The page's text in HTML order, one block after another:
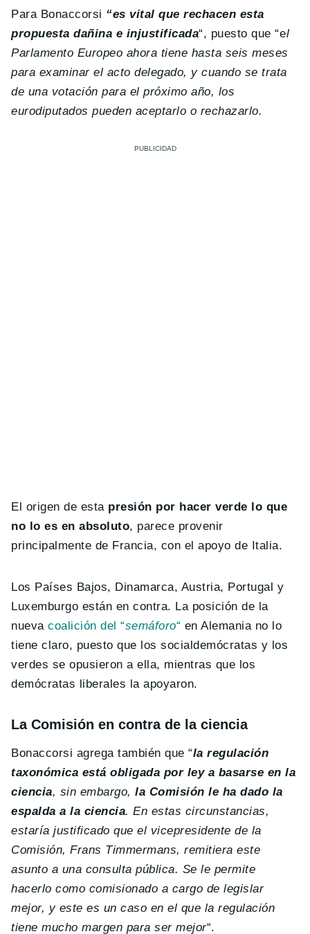
Para Bonaccorsi “es vital que rechacen esta
propuesta dañina e injustificada“, puesto que “el
Parlamento Europeo ahora tiene hasta seis meses
para examinar el acto delegado, y cuando se trata
de una votación para el próximo año, los
eurodiputados pueden aceptarlo o rechazarlo.
El origen de esta presión por hacer verde lo que
no lo es en absoluto, parece provenir
principalmente de Francia, con el apoyo de Italia.
Los Países Bajos, Dinamarca, Austria, Portugal y
Luxemburgo están en contra. La posición de la
nuevacoalición del “semáforo“ en Alemania no lo
tiene claro, puesto que los socialdemócratas y los
verdes se opusieron a ella, mientras que los
demócratas liberales la apoyaron.
La Comisión en contra de la ciencia
Bonaccorsi agrega también que “la regulación
taxonómica está obligada por ley a basarse en la
ciencia, sin embargo,la Comisión le ha dado la
espalda a la ciencia. En estas circunstancias,
estaría justificado que el vicepresidente de la
Comisión, Frans Timmermans, remitiera este
asunto a una consulta pública. Se le permite
hacerlo como comisionado a cargo de legislar
mejor, y este es un caso en el que la regulación
tiene mucho margen para ser mejor“.